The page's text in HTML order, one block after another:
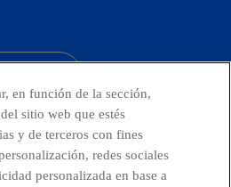
en función de la sección,
sitio web que estés
y de terceros con fines
redes sociales
personalizada en base a